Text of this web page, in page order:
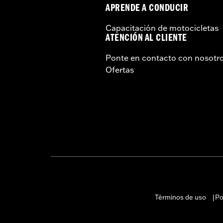
APRENDE A CONDUCIR
Capacitación de motocicletas
ATENCIÓN AL CLIENTE
Ponte en contacto con
Ofertas
Términos de uso